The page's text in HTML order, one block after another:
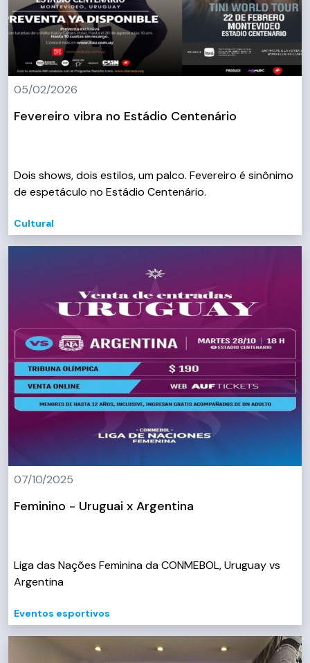
05/02/2026
Fevereiro vibra no Estádio Centenário
Dois shows, dois estilos, um palco. Fevereiro é sinônimo
de espetáculo no Estádio Centenário.
Cultural
07/10/2025
Feminino - Uruguai x Argentina
Liga das Nações Feminina da CONMEBOL, Uruguay vs
Argentina
Eventos esportivos